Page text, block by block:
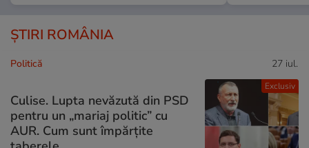
ȘTIRI ROMÂNIA
Exclusiv
Politică 27 iul.
Culise. Lupta nevăzută din PSD
pentru un „mariaj politic” cu
AUR. Cum sunt împărțite